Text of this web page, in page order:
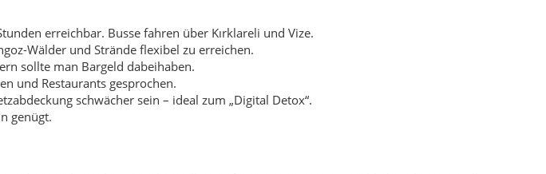
geführte Naturtouren bucht, unterstützt direkt die Menschen vor Ort. So bleibt die
kann seine besondere Landschaft langfristig bewahren.
Menschen, die gern draußen sind.
fern des Stadtverkehrs.
und mystische Höhlenstimmungen.
gelten als Hotspot für Vögel und andere Tierarten.